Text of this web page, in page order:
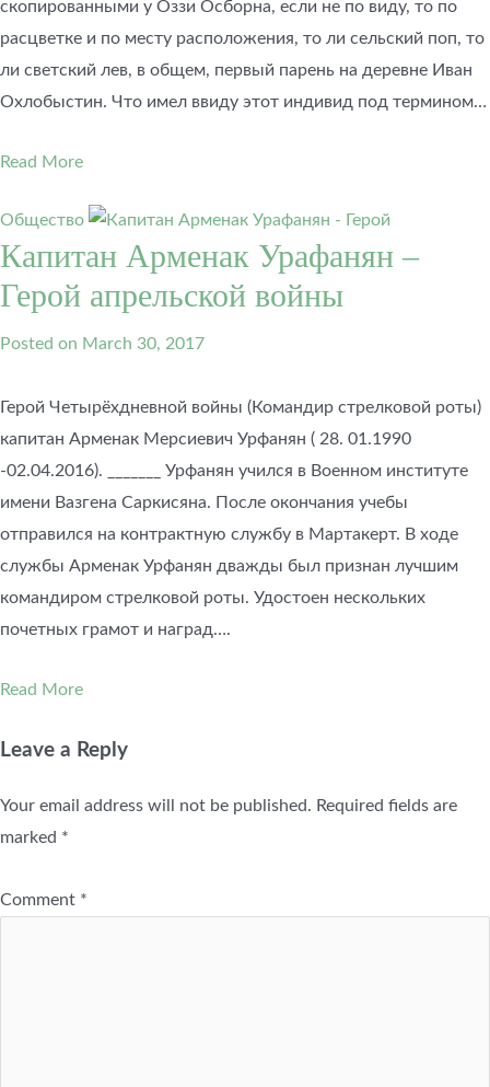
скопированными у Оззи Осборна, если не по виду, то по
расцветке и по месту расположения, то ли сельский поп, то
ли светский лев, в общем, первый парень на деревне Иван
Охлобыстин. Что имел ввиду этот индивид под термином…
Read More
Общество
Капитан Арменак Урафанян –
Герой апрельской войны
Posted on March 30, 2017
Герой Четырёхдневной войны (Командир стрелковой роты)
капитан Арменак Мерсиевич Урфанян ( 28. 01.1990
-02.04.2016). _______ Урфанян учился в Военном институте
имени Вазгена Саркисяна. После окончания учебы
отправился на контрактную службу в Мартакерт. В ходе
службы Арменак Урфанян дважды был признан лучшим
командиром стрелковой роты. Удостоен нескольких
почетных грамот и наград….
Read More
Leave a Reply
Your email address will not be published. Required fields are
marked *
Comment *